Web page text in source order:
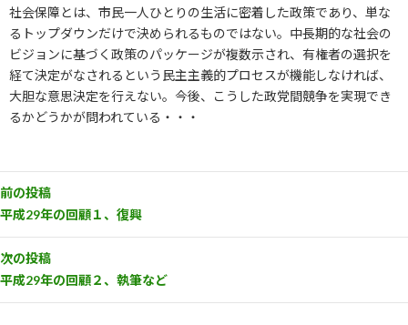
社会保障とは、市民一人ひとりの生活に密着した政策であり、単な
るトップダウンだけで決められるものではない。中長期的な社会の
ビジョンに基づく政策のパッケージが複数示され、有権者の選択を
経て決定がなされるという民主主義的プロセスが機能しなければ、
大胆な意思決定を行えない。今後、こうした政党間競争を実現でき
るかどうかが問われている・・・
前の投稿
平成29年の回顧１、復興
次の投稿
平成29年の回顧２、執筆など